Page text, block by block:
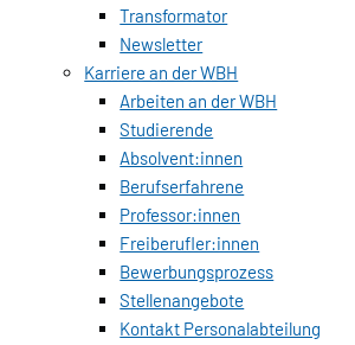
Transformator
Newsletter
Karriere an der WBH
Arbeiten an der WBH
Studierende
Absolvent:innen
Berufserfahrene
Professor:innen
Freiberufler:innen
Bewerbungsprozess
Stellenangebote
Kontakt Personalabteilung